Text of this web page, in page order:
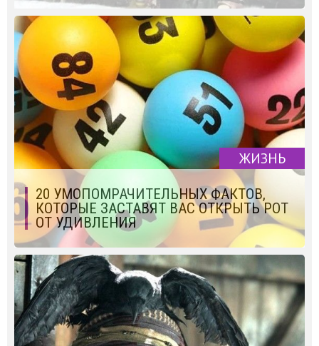
ЖИЗНЬ
20 УМОПОМРАЧИТЕЛЬНЫХ ФАКТОВ,
КОТОРЫЕ ЗАСТАВЯТ ВАС ОТКРЫТЬ РОТ
ОТ УДИВЛЕНИЯ